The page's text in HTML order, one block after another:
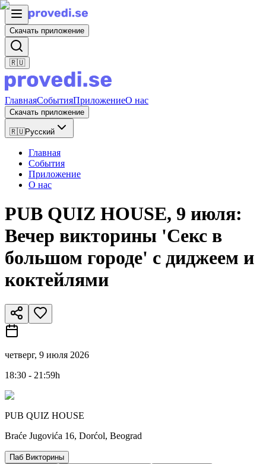
Скачать приложение
🇷🇺
ГлавнаяСобытияПриложениеО нас
Скачать приложение
🇷🇺Русский
Главная
События
Приложение
О нас
PUB QUIZ HOUSE, 9 июля:
Вечер викторины 'Секс в
большом городе' с диджеем и
коктейлями
четверг, 9 июля 2026
18:30 - 21:59h
PUB QUIZ HOUSE
Braće Jugovića 16, Dorćol, Beograd
Паб Викторины